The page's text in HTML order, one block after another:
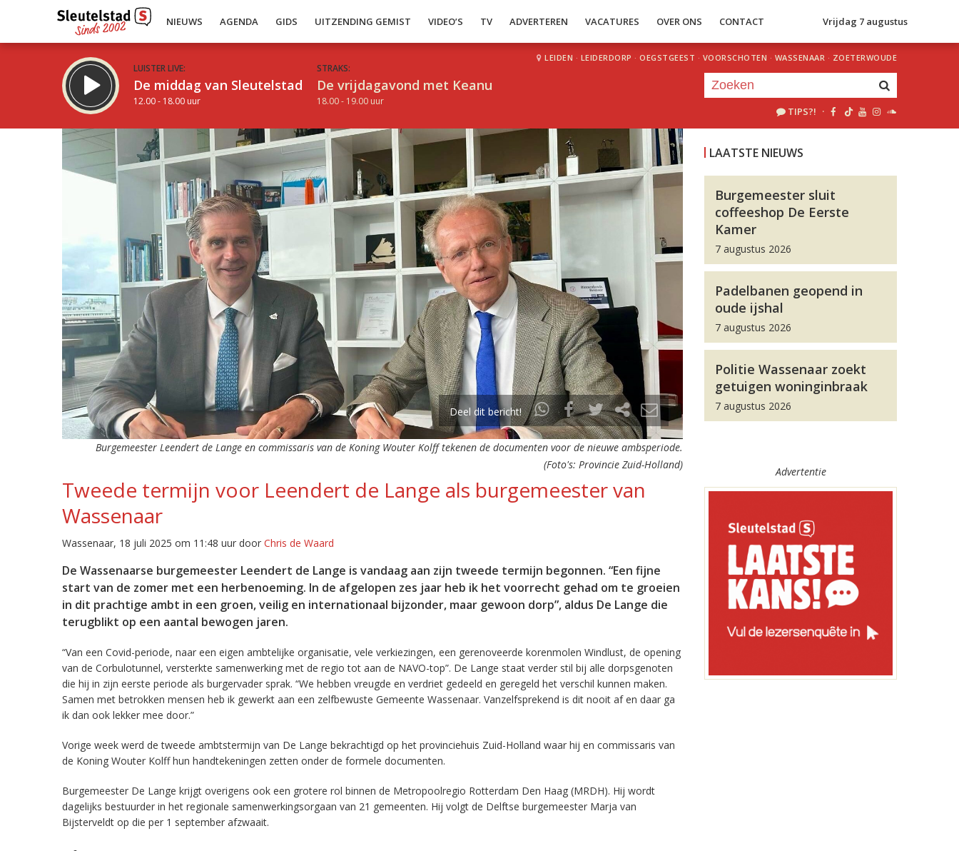
NIEUWS AGENDA GIDS UITZENDING GEMIST VIDEO’S TV ADVERTEREN VACATURES OVER ONS CONTACT Vrijdag 7 augustus
LUISTER LIVE:
De middag van Sleutelstad
12.00 - 18.00 uur
STRAKS:
De vrijdagavond met Keanu
18.00 - 19.00 uur
LEIDEN · LEIDERDORP · OEGSTGEEST · VOORSCHOTEN · WASSENAAR · ZOETERWOUDE
TIPS?! ·
Deel dit bericht!
Burgemeester Leendert de Lange en commissaris van de Koning Wouter Kolff tekenen de documenten voor de nieuwe ambsperiode.
(Foto's: Provincie Zuid-Holland)
Tweede termijn voor Leendert de Lange als burgemeester van
Wassenaar
Wassenaar, 18 juli 2025 om 11:48 uur door Chris de Waard
De Wassenaarse burgemeester Leendert de Lange is vandaag aan zijn tweede termijn begonnen. “Een fijne
start van de zomer met een herbenoeming. In de afgelopen zes jaar heb ik het voorrecht gehad om te groeien
in dit prachtige ambt in een groen, veilig en internationaal bijzonder, maar gewoon dorp”, aldus De Lange die
terugblikt op een aantal bewogen jaren.
“Van een Covid-periode, naar een eigen ambtelijke organisatie, vele verkiezingen, een gerenoveerde korenmolen Windlust, de opening
van de Corbulotunnel, versterkte samenwerking met de regio tot aan de NAVO-top”. De Lange staat verder stil bij alle dorpsgenoten
die hij in zijn eerste periode als burgervader sprak. “We hebben vreugde en verdriet gedeeld en geregeld het verschil kunnen maken.
Samen met betrokken mensen heb ik gewerkt aan een zelfbewuste Gemeente Wassenaar. Vanzelfsprekend is dit nooit af en daar ga
ik dan ook lekker mee door.”
Vorige week werd de tweede ambtstermijn van De Lange bekrachtigd op het provinciehuis Zuid-Holland waar hij en commissaris van
de Koning Wouter Kolff hun handtekeningen zetten onder de formele documenten.
Burgemeester De Lange krijgt overigens ook een grotere rol binnen de Metropoolregio Rotterdam Den Haag (MRDH). Hij wordt
dagelijks bestuurder in het regionale samenwerkingsorgaan van 21 gemeenten. Hij volgt de Delftse burgemeester Marja van
Bijsterveldt op die per 1 september afzwaait.
LAATSTE NIEUWS
Burgemeester sluit
coffeeshop De Eerste
Kamer
7 augustus 2026
Padelbanen geopend in
oude ijshal
7 augustus 2026
Politie Wassenaar zoekt
getuigen woninginbraak
7 augustus 2026
Advertentie